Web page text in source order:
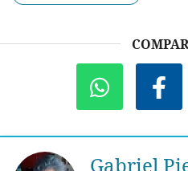
Gabriel